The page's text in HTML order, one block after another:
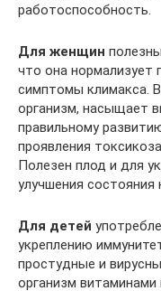
работоспособность.
Для женщин
что она нормализует
симптомы климакса.
организм, насыщает
правильному
проявления
Полезен плод и для
улучшения состояния
Для детей
укреплению
простудные и
организм